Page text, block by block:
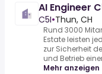
AI Engineer
C5I•Thun, CH
Rund 3000
Estate leisten
zur Sicherheit
und Betrieb
Mehr anzeigen